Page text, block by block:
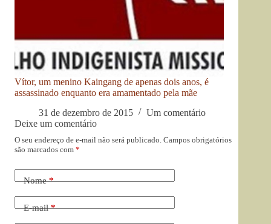
Vítor, um menino Kaingang de apenas dois anos, é
assassinado enquanto era amamentado pela mãe
31 de dezembro de 2015
Um comentário
Deixe um comentário
O seu endereço de e-mail não será publicado. Campos obrigatórios
são marcados com *
Nome*
E-mail*